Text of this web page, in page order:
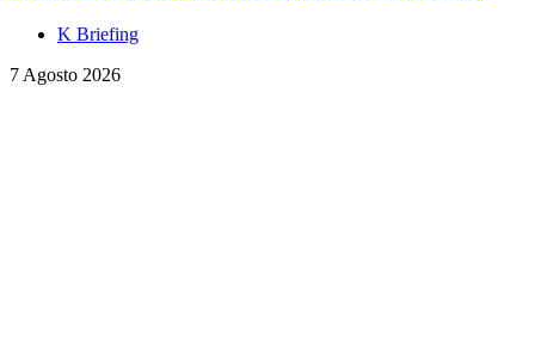
K Briefing
7 Agosto 2026